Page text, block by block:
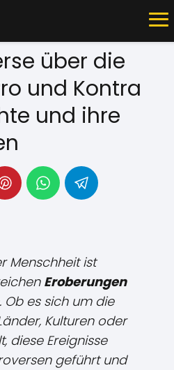
über die
und Kontra
und ihre
Menschheit ist
Eroberungen
. Ob es sich um die
Kulturen oder
diese Ereignisse
geführt und